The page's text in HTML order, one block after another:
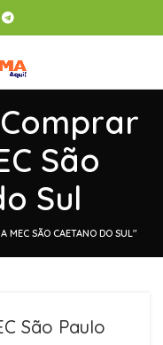
São
Sul
MEC SÃO CAETANO DO SUL"
São Paulo